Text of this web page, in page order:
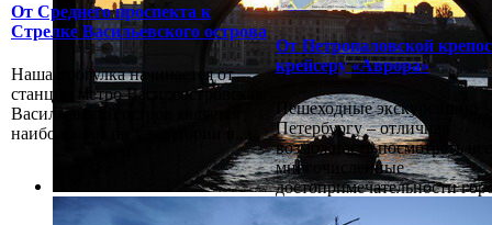
От Среднего проспекта к
Стрелке Васильевского острова
Наша прогулка начинается от
станции метро Василеостровская.
Васильевский остров является
наибольшим по территории в...
От Петропаловской
крейсеру «Аврора»
Пешеходные экскурсии по
Петербургу – отличная
возможность посмотреть все
многочисленные
достопримечательности